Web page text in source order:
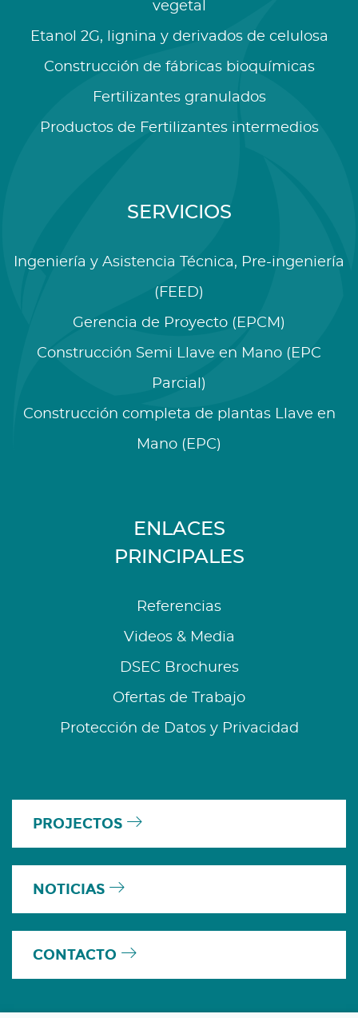
vegetal
Etanol 2G, lignina y derivados de celulosa
Construcción de fábricas bioquímicas
Fertilizantes granulados
Productos de Fertilizantes intermedios
SERVICIOS
Ingeniería y Asistencia Técnica, Pre-ingeniería
(FEED)
Gerencia de Proyecto (EPCM)
Construcción Semi Llave en Mano (EPC
Parcial)
Construcción completa de plantas Llave en
Mano (EPC)
ENLACES
PRINCIPALES
Referencias
Videos & Media
DSEC Brochures
Ofertas de Trabajo
Protección de Datos y Privacidad
PROJECTOS
NOTICIAS
CONTACTO